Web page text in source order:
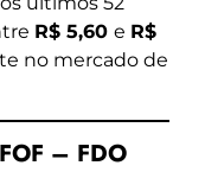
R$ 5,60 e R$
no mercado de
– FDO